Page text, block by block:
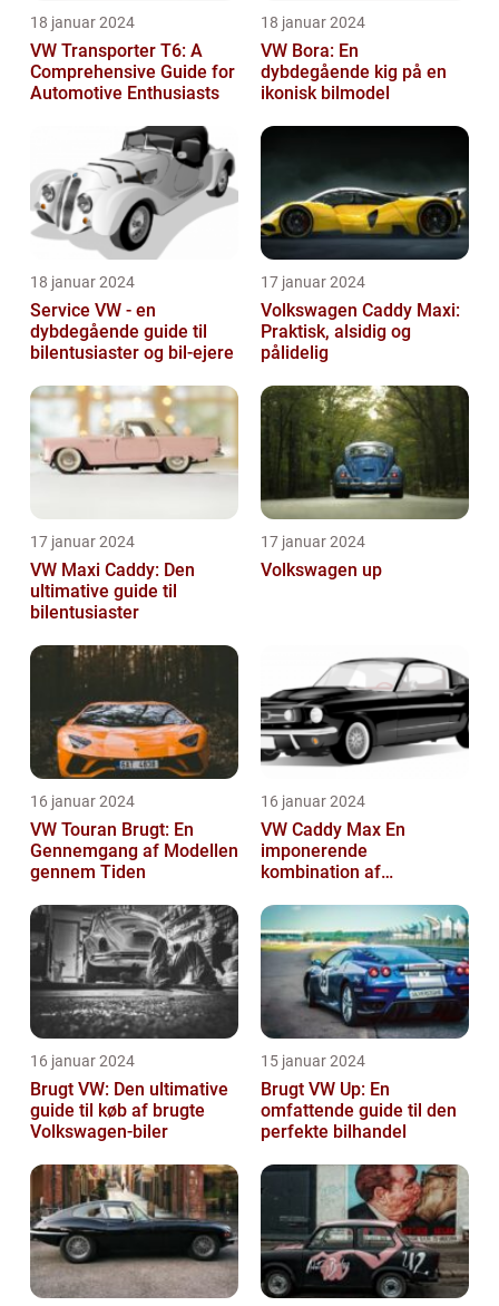
18 januar 2024
VW Transporter T6: A
Comprehensive Guide for
Automotive Enthusiasts
18 januar 2024
VW Bora: En
dybdegående kig på en
ikonisk bilmodel
18 januar 2024
Service VW - en
dybdegående guide til
bilentusiaster og bil-ejere
17 januar 2024
Volkswagen Caddy Maxi:
Praktisk, alsidig og
pålidelig
17 januar 2024
VW Maxi Caddy: Den
ultimative guide til
bilentusiaster
17 januar 2024
Volkswagen up
16 januar 2024
VW Touran Brugt: En
Gennemgang af Modellen
gennem Tiden
16 januar 2024
VW Caddy Max En
imponerende
kombination af
og komfort
16 januar 2024
Brugt VW: Den ultimative
guide til køb af brugte
Volkswagen-biler
15 januar 2024
Brugt VW Up: En
omfattende guide til den
perfekte bilhandel